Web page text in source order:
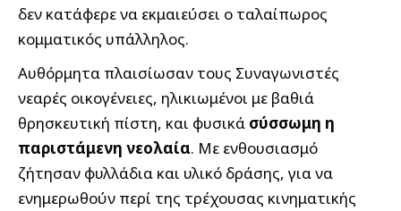
δεν κατάφερε να εκμαιεύσει ο ταλαίπωρος
κομματικός υπάλληλος.
Αυθόρμητα πλαισίωσαν τους Συναγωνιστές
νεαρές οικογένειες, ηλικιωμένοι με βαθιά
θρησκευτική πίστη, και φυσικά σύσσωμη η
παριστάμενη νεολαία. Με ενθουσιασμό
ζήτησαν φυλλάδια και υλικό δράσης, για να
ενημερωθούν περί της τρέχουσας κινηματικής